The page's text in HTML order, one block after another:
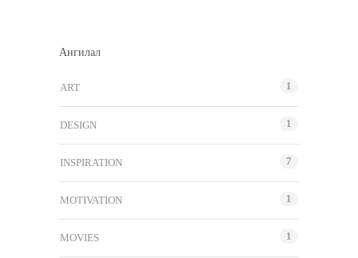
Ангилал
ART 1
DESIGN 1
INSPIRATION 7
MOTIVATION 1
MOVIES 1